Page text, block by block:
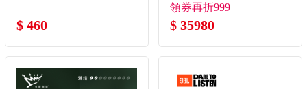
$ 460
領券再折999
$ 35980